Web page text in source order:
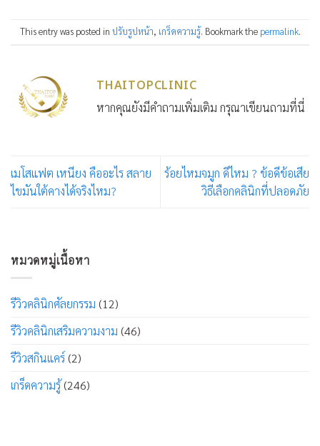
This entry was posted in ปรับรูปหน้า, เกร็ดความรู้. Bookmark the permalink.
THAITOPCLINIC
หากคุณยังมีคำถามเพิ่มเติม กรุณาเขียนถามที่นี่
เมโสแฟต เหนียง คืออะไร สลาย
ไขมันใต้คางได้จริงไหม?
ร้อยไหมจมูก ดีไหม ? ข้อดีข้อเสีย
วิธีเลือกคลินิกที่ปลอดภัย
หมวดหมู่เนื้อหา
รีวิวคลินิกศัลยกรรม (12)
รีวิวคลินิกเสริมความงาม (46)
รีวิวสกินแคร์ (2)
เกร็ดความรู้(246)